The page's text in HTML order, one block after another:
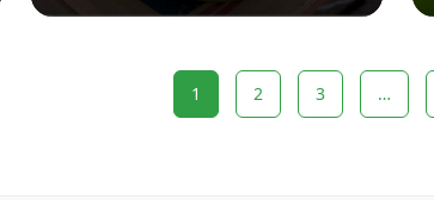
1 2 3 …